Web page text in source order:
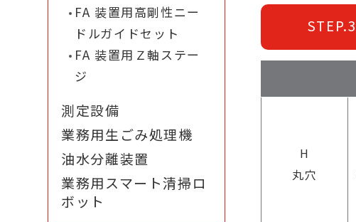
FA 装置用高剛性ニー
ドルガイドセット
FA 装置用Ｚ軸ステー
ジ
測定設備
業務用生ごみ処理機
油水分離装置
業務用スマート清掃ロ
ボット
STEP.3
H
丸穴